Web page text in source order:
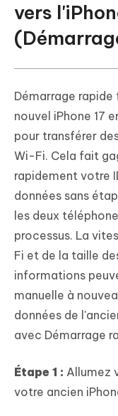
vers
Démarrage
nouvel iPhone 17
pour transférer
Wi-Fi. Cela fait
rapidement votre
données sans
les deux
processus. La
Fi et de la taille
informations
manuelle à
données de
avec Démarrage
Étape 1 : Allumez
votre ancien